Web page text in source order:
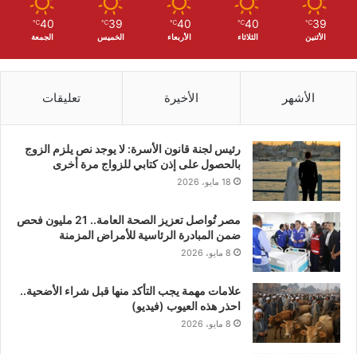
39
℃
الأثنين
40
℃
الثلاثاء
40
℃
الأربعاء
39
℃
الخميس
40
℃
الجمعة
الأشهر الأخيرة تعليقات
رئيس لجنة قانون الأسرة: لا يوجد نص يلزم الزوج
بالحصول على إذن كتابي للزواج مرة أخرى
18 مايو، 2026
مصر تُواصل تعزيز الصحة العامة.. 21 مليون فحص
ضمن المبادرة الرئاسية للأمراض المزمنة
8 مايو، 2026
علامات مهمة يجب التأكد منها قبل شراء الأضحية..
احذر هذه العيوب (فيديو)
8 مايو، 2026